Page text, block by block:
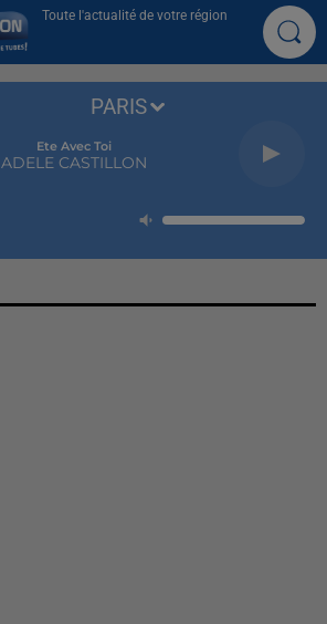
Toute l'actualité de votre région
Ete Avec Toi
ADELE CASTILLON
PARIS